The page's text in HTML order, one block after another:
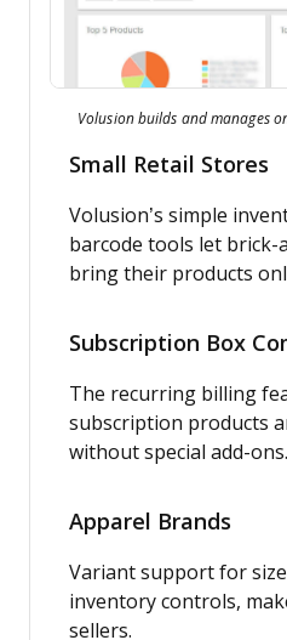
Volusion builds and manages
Small Retail Stores
Volusion’s simple
barcode tools let
bring their products
Subscription Box
The recurring billing
subscription products
without special add-ons.
Apparel Brands
Variant support for
inventory controls,
sellers.